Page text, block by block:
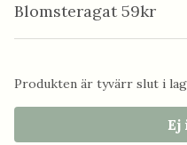
Blomsteragat 59kr
Produkten är tyvärr slut i
Ej